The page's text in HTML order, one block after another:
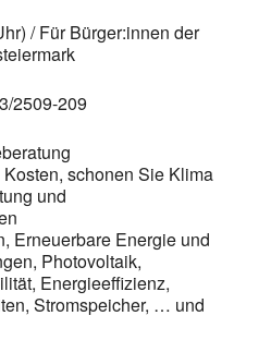
/ Für Bürger:innen der
2509-209
schonen Sie Klima
und
Erneuerbare Energie und
Photovoltaik,
Energieeffizienz,
Stromspeicher, … und